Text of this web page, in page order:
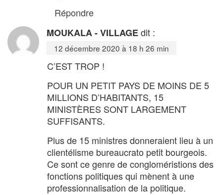
Répondre
MOUKALA - VILLAGEdit :
12 décembre 2020 à 18 h 26 min
C’EST TROP !
POUR UN PETIT PAYS DE MOINS DE 5
MILLIONS D’HABITANTS, 15
MINISTÈRES SONT LARGEMENT
SUFFISANTS.
Plus de 15 ministres donneraient lieu à un
clientélisme bureaucrato petit bourgeois.
Ce sont ce genre de congloméristions des
fonctions politiques qui mènent à une
professionnalisation de la politique.